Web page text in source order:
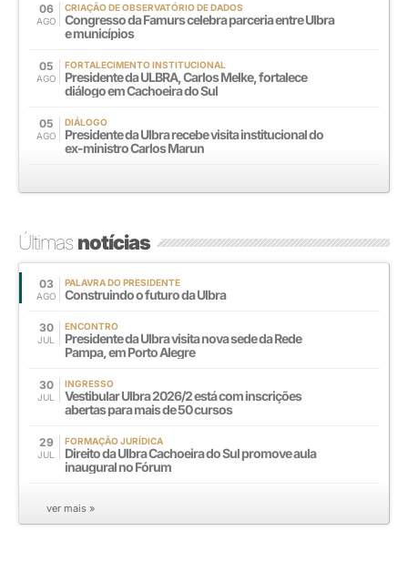
06
AGO
CRIAÇÃO DE OBSERVATÓRIO DE DADOS
Congresso da Famurs celebra parceria entre Ulbra
e municípios
05
AGO
FORTALECIMENTO INSTITUCIONAL
Presidente da ULBRA, Carlos Melke, fortalece
diálogo em Cachoeira do Sul
05
AGO
DIÁLOGO
Presidente da Ulbra recebe visita institucional do
ex-ministro Carlos Marun
Últimasnotícias
03
AGO
PALAVRA DO PRESIDENTE
Construindo o futuro da Ulbra
30
JUL
ENCONTRO
Presidente da Ulbra visita nova sede da Rede
Pampa, em Porto Alegre
30
JUL
INGRESSO
Vestibular Ulbra 2026/2 está com inscrições
abertas para mais de 50 cursos
29
JUL
FORMAÇÃO JURÍDICA
Direito da Ulbra Cachoeira do Sul promove aula
inaugural no Fórum
ver mais »